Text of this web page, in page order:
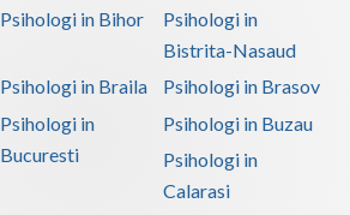
Psihologi in Bihor
Psihologi in
Bistrita-Nasaud
Psihologi in Braila
Psihologi in Brasov
Psihologi in
Bucuresti
Psihologi in Buzau
Psihologi in
Calarasi